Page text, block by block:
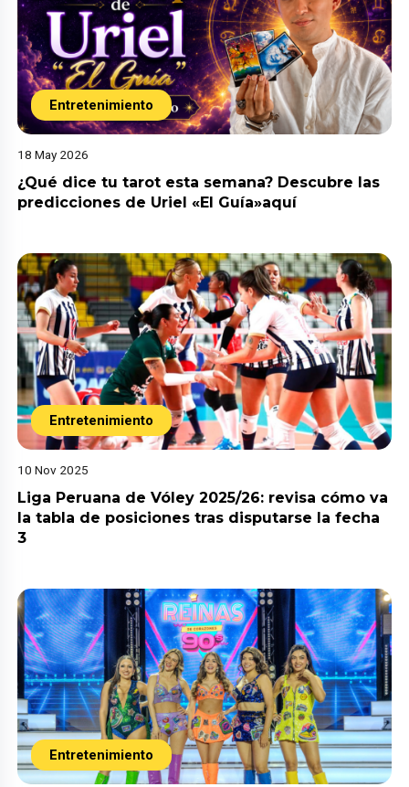
Entretenimiento
18 May 2026
¿Qué dice tu tarot esta semana? Descubre las
predicciones de Uriel «El Guía»aquí
Entretenimiento
10 Nov 2025
Liga Peruana de Vóley 2025/26: revisa cómo va
la tabla de posiciones tras disputarse la fecha
3
Entretenimiento